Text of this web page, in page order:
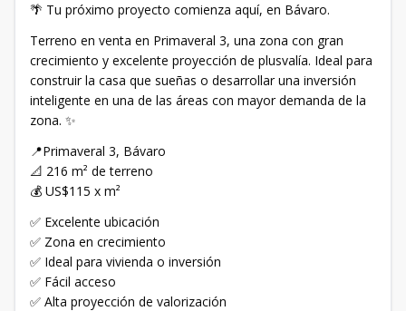
🌴 Tu próximo proyecto comienza aquí, en Bávaro.
Terreno en venta en Primaveral 3, una zona con gran
crecimiento y excelente proyección de plusvalía. Ideal para
construir la casa que sueñas o desarrollar una inversión
inteligente en una de las áreas con mayor demanda de la
zona. ✨
📍Primaveral 3, Bávaro
📐 216 m² de terreno
💰 US$115 x m²
✅ Excelente ubicación
✅ Zona en crecimiento
✅ Ideal para vivienda o inversión
✅ Fácil acceso
✅ Alta proyección de valorización